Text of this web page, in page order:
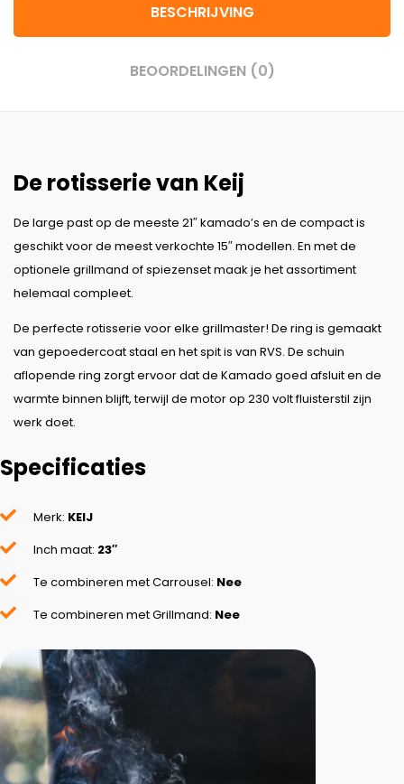
BESCHRIJVING
BEOORDELINGEN (0)
De rotisserie van Keij
De large past op de meeste 21″ kamado’s en de compact is
geschikt voor de meest verkochte 15″ modellen. En met de
optionele grillmand of spiezenset maak je het assortiment
helemaal compleet.
De perfecte rotisserie voor elke grillmaster! De ring is gemaakt
van gepoedercoat staal en het spit is van RVS. De schuin
aflopende ring zorgt ervoor dat de Kamado goed afsluit en de
warmte binnen blijft, terwijl de motor op 230 volt fluisterstil zijn
werk doet.
Specificaties
Merk: KEIJ
Inch maat: 23″
Te combineren met Carrousel: Nee
Te combineren met Grillmand: Nee